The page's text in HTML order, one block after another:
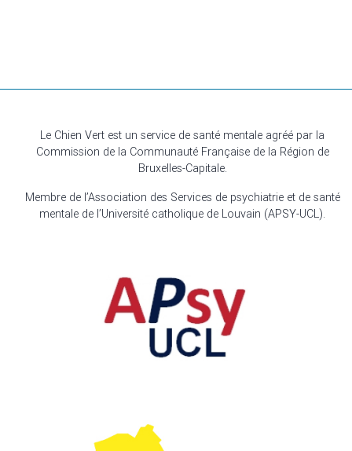
Le Chien Vert est un service de santé mentale agréé par la
Commission de la Communauté Française de la Région de
Bruxelles-Capitale.
Membre de l’Association des Services de psychiatrie et de santé
mentale de l’Université catholique de Louvain (APSY-UCL).